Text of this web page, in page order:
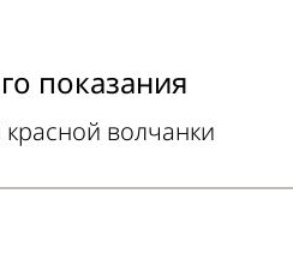
показания
волчанки